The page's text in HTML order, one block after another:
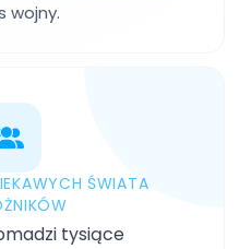
wojny.
ŚWIATA
tysiące